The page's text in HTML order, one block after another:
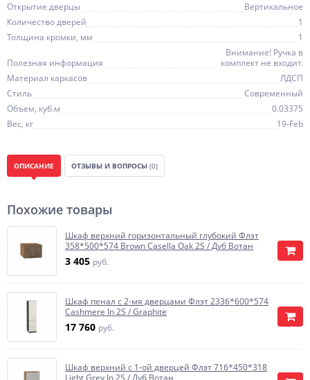
Открытие дверцы
Вертикальное
Количество дверей
1
Толщина кромки, мм
1
Полезная информация
Внимание! Ручка в
комплект не входит.
Материал каркасов
ЛДСП
Стиль
Современный
Объем, куб.м
0.03375
Вес, кг
19-Feb
ОПИСАНИЕ ОТЗЫВЫ И ВОПРОСЫ (0)
Похожие товары
Шкаф верхний горизонтальный глубокий Флэт
358*500*574 Brown Casella Oak 2S / Дуб Вотан
3 405 руб.
Шкаф пенал с 2-мя дверцами Флэт 2336*600*574
Cashmere In 2S / Graphite
17 760 руб.
Шкаф верхний с 1-ой дверцей Флэт 716*450*318
Light Grey In 2S / Дуб Вотан